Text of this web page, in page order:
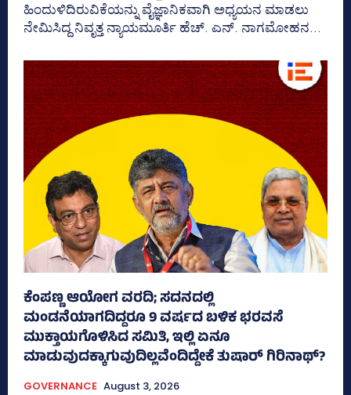
ಹಿಂದುಳಿದಿರುವಿಕೆಯನ್ನು ವೈಜ್ಞಾನಿಕವಾಗಿ ಅಧ್ಯಯನ ಮಾಡಲು
ನೇಮಿಸಿದ್ದ ನಿವೃತ್ತ ನ್ಯಾಯಮೂರ್ತಿ ಹೆಚ್. ಎನ್. ನಾಗಮೋಹನ...
ಕೆಂಪಣ್ಣ ಆಯೋಗ ವರದಿ; ಸದನದಲ್ಲಿ
ಮಂಡನೆಯಾಗದಿದ್ದರೂ 9 ವರ್ಷದ ಬಳಿಕ ಭರವಸೆ
ಮುಕ್ತಾಯಗೊಳಿಸಿದ ಸಮಿತಿ, ಇಲ್ಲಿ ಏನೂ
ಮಾಡುವುದಕ್ಕಾಗುವುದಿಲ್ಲವೆಂದಿದ್ದೇಕೆ ತುಷಾರ್ ಗಿರಿನಾಥ್?
GOVERNANCE August 3, 2026